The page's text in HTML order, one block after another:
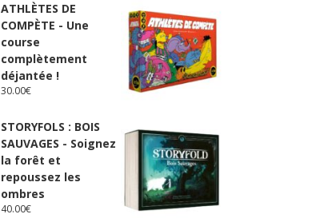
ATHLÈTES DE
COMPÈTE - Une
course
complètement
déjantée !
30.00€
STORYFOLS : BOIS
SAUVAGES - Soignez
la forêt et
repoussez les
ombres
40.00€